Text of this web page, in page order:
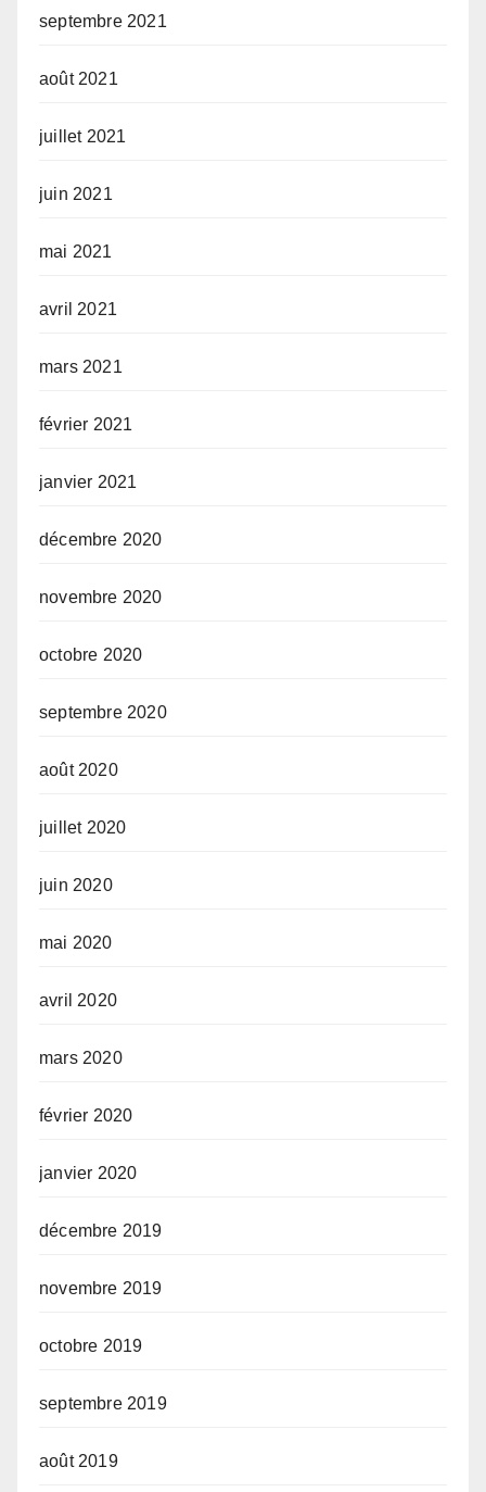
septembre 2021
août 2021
juillet 2021
juin 2021
mai 2021
avril 2021
mars 2021
février 2021
janvier 2021
décembre 2020
novembre 2020
octobre 2020
septembre 2020
août 2020
juillet 2020
juin 2020
mai 2020
avril 2020
mars 2020
février 2020
janvier 2020
décembre 2019
novembre 2019
octobre 2019
septembre 2019
août 2019